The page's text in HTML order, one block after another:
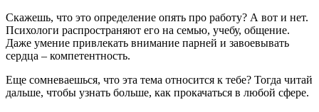
Скажешь, что это определение опять про работу? А вот и нет.
Психологи распространяют его на семью, учебу, общение.
Даже умение привлекать внимание парней и завоевывать
сердца – компетентность.
Еще сомневаешься, что эта тема относится к тебе? Тогда читай
дальше, чтобы узнать больше, как прокачаться в любой сфере.